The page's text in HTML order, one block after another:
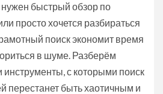
быстрый обзор по
просто хочется разбираться
поиск экономит время
в шуме. Разберём
с которыми поиск
перестанет быть хаотичным и